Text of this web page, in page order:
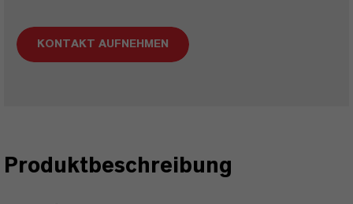
KONTAKT AUFNEHMEN
Produktbeschreibung